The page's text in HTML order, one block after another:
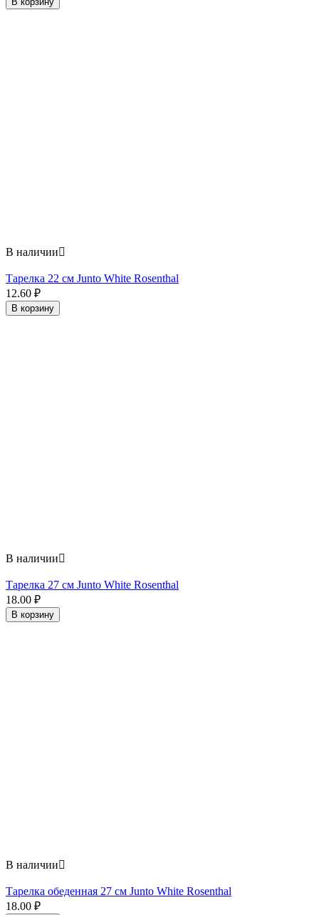
В наличии
Тарелка 22 см Junto White Rosenthal
12.60 ₽
В корзину
В наличии
Тарелка 27 см Junto White Rosenthal
18.00 ₽
В корзину
В наличии
Тарелка обеденная 27 см Junto White Rosenthal
18.00 ₽